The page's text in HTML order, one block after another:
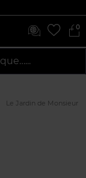
0
Le Jardin de Monsieur Li